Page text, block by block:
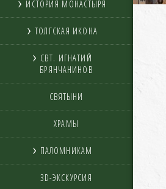
ИСТОРИЯ МОНАСТЫРЯ
ТОЛГСКАЯ ИКОНА
СВТ. ИГНАТИЙ
БРЯНЧАНИНОВ
СВЯТЫНИ
ХРАМЫ
ПАЛОМНИКАМ
3D-ЭКСКУРСИЯ